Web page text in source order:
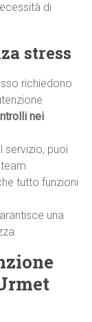
di
stress
richiedono
nei
servizio, puoi
tutto funzioni
una